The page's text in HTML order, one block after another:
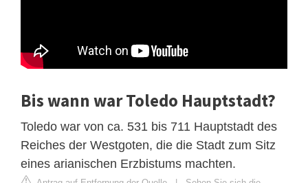
Bis wann war Toledo Hauptstadt?
Toledo war von ca. 531 bis 711 Hauptstadt des
Reiches der Westgoten, die die Stadt zum Sitz
eines arianischen Erzbistums machten.